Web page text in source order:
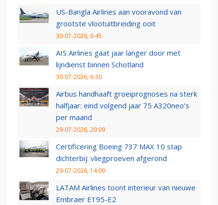
US-Bangla Airlines aan vooravond van
grootste vlootuitbreiding ooit
30-07-2026, 6:45
AIS Airlines gaat jaar langer door met
lijndienst binnen Schotland
30-07-2026, 6:30
Airbus handhaaft groeiprognoses na sterk
halfjaar: eind volgend jaar 75 A320neo’s
per maand
29-07-2026, 20:09
Certificering Boeing 737 MAX 10 stap
dichterbij: vliegproeven afgerond
29-07-2026, 14:09
LATAM Airlines toont interieur van nieuwe
Embraer E195-E2